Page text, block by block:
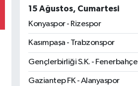
15 Ağustos, Cumartesi
Konyaspor - Rizespor
Kasımpaşa - Trabzonspor
Gençlerbirliği S.K. - Fenerbahçe
Gaziantep FK - Alanyaspor